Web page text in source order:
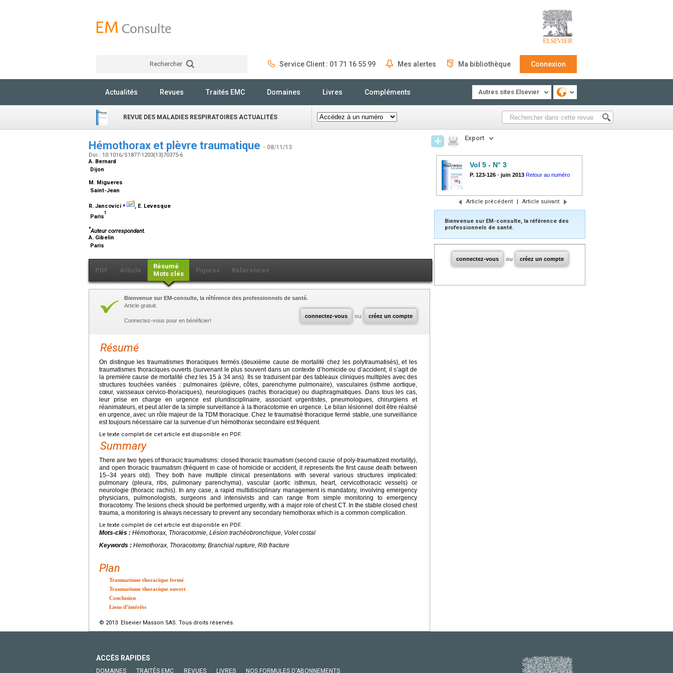
Rechercher Service Client : 01 71 16 55 99 Mes alertes Ma bibliothèque Connexion
Actualités Revues Traités EMC Domaines Livres Compléments Autres sites Elsevier
REVUE DES MALADIES RESPIRATOIRES ACTUALITÉS
Hémothorax et plèvre traumatique - 08/11/13
Doi : 10.1016/S1877-1203(13)70375-6
A. Bernard
Dijon
M. Migueres
Saint-Jean
R. Jancovici ⁎
, E. Levesque
Paris
1
*Auteur correspondant.
A. Gibelin
Paris
PDF Article
Résumé
Mots clés
Figures Références
connectez-vous ou créez un compte
Bienvenue sur EM-consulte, la référence des professionnels de santé.
Article gratuit.
Connectez-vous pour en bénéficier!
Résumé
On distingue les traumatismes thoraciques fermés (deuxième cause de mortalité chez les polytraumatisés), et les
traumatismes thoraciques ouverts (survenant le plus souvent dans un contexte d’homicide ou d’accident, il s’agit de
la première cause de mortalité chez les 15 à 34 ans). Ils se traduisent par des tableaux cliniques multiples avec des
structures touchées variées : pulmonaires (plèvre, côtes, parenchyme pulmonaire), vasculaires (isthme aortique,
cœur, vaisseaux cervico-thoraciques), neurologiques (rachis thoracique) ou diaphragmatiques. Dans tous les cas,
leur prise en charge en urgence est pluridisciplinaire, associant urgentistes, pneumologues, chirurgiens et
réanimateurs, et peut aller de la simple surveillance à la thoracotomie en urgence. Le bilan lésionnel doit être réalisé
en urgence, avec un rôle majeur de la TDM thoracique. Chez le traumatisé thoracique fermé stable, une surveillance
est toujours nécessaire car la survenue d’un hémothorax secondaire est fréquent.
Le texte complet de cet article est disponible en PDF.
Summary
There are two types of thoracic traumatisms: closed thoracic traumatism (second cause of poly-traumatized mortality),
and open thoracic traumatism (fréquent in case of homicide or accident, it represents the first cause death between
15–34 years old). They both have multiple clinical presentations with several various structures implicated:
pulmonary (pleura, ribs, pulmonary parenchyma), vascular (aortic isthmus, heart, cervicothoracic vessels) or
neurologie (thoracic rachis). In any case, a rapid multidisciplinary management is mandatory, involving emergency
physicians, pulmonologists, surgeons and intensivists and can range from simple monitoring to emergency
thoracotomy. The lesions check should be performed urgently, with a major role of chest CT. In the stable closed chest
trauma, a monitoring is always necessary to prevent any secondary hemothorax which is a common complication.
Le texte complet de cet article est disponible en PDF.
Mots-clés : Hémothorax, Thoracotomie, Lésion trachéobronchique, Volet costal
Keywords : Hemothorax, Thoracotomy, Branchial rupture, Rib fracture
Plan
Traumatisme thoracique fermé
Traumatisme thoracique ouvert
Conclusion
Liens d’intérêts
© 2013 Elsevier Masson SAS. Tous droits réservés.
Export
Vol 5 - N° 3
P. 123-126 - juin 2013 Retour au numéro
Article précédent | Article suivant
Bienvenue sur EM-consulte, la référence des
professionnels de santé.
connectez-vous ou créez un compte
ACCÈS RAPIDES
DOMAINES TRAITÉS EMC REVUES LIVRES NOS FORMULES D'ABONNEMENTS